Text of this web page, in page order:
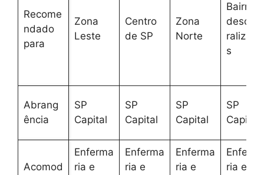
Recome
ndado
para
Zona
Leste
Centro
de SP
Zona
Norte
Bairros
descent
ralizado
s
Abrang
ência
SP
Capital
SP
Capital
SP
Capital
SP
Capital
Acomod
Enferma
ria e
Enferma
ria e
Enferma
ria e
ria e